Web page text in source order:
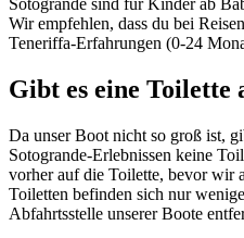
Wir empfehlen, dass du bei
Teneriffa-Erfahrungen (0-24
Gibt es eine Toilette
Da unser Boot nicht so groß ist,
Sotogrande-Erlebnissen keine
vorher auf die Toilette, bevor wir
Toiletten befinden sich nur
Abfahrtsstelle unserer Boote